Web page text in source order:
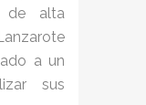
de alta
a un
sus